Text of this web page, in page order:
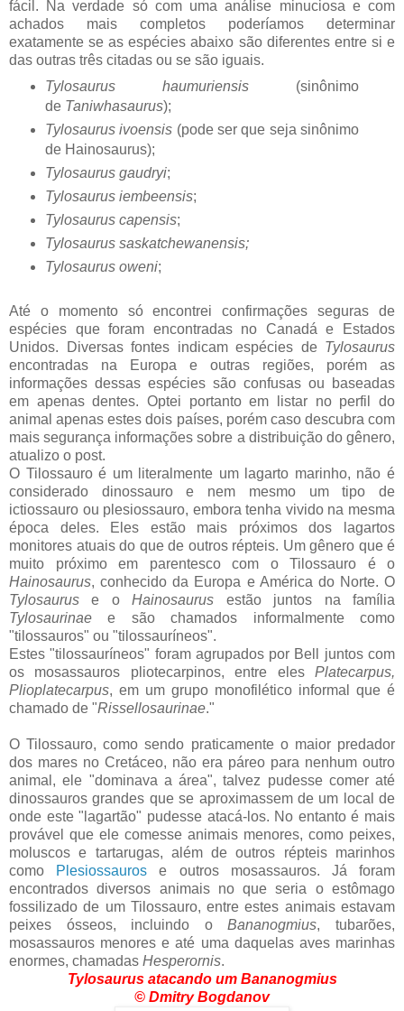
fácil. Na verdade só com uma análise minuciosa e com
achados mais completos poderíamos determinar
exatamente se as espécies abaixo são diferentes entre si e
das outras três citadas ou se são iguais.
Tylosaurus haumuriensis (sinônimo
de Taniwhasaurus);
Tylosaurus ivoensis (pode ser que seja sinônimo
de Hainosaurus);
Tylosaurus gaudryi;
Tylosaurus iembeensis;
Tylosaurus capensis;
Tylosaurus saskatchewanensis;
Tylosaurus oweni;
Até o momento só encontrei confirmações seguras de
espécies que foram encontradas no Canadá e Estados
Unidos. Diversas fontes indicam espécies de Tylosaurus
encontradas na Europa e outras regiões, porém as
informações dessas espécies são confusas ou baseadas
em apenas dentes. Optei portanto em listar no perfil do
animal apenas estes dois países, porém caso descubra com
mais segurança informações sobre a distribuição do gênero,
atualizo o post.
O Tilossauro é um literalmente um lagarto marinho, não é
considerado dinossauro e nem mesmo um tipo de
ictiossauro ou plesiossauro, embora tenha vivido na mesma
época deles. Eles estão mais próximos dos lagartos
monitores atuais do que de outros répteis. Um gênero que é
muito próximo em parentesco com o Tilossauro é o
Hainosaurus, conhecido da Europa e América do Norte. O
Tylosauruse oHainosaurus estão juntos na família
Tylosaurinaee são chamados informalmente como
"tilossauros" ou "tilossauríneos".
Estes "tilossauríneos" foram agrupados por Bell juntos com
os mosassauros pliotecarpinos, entre eles Platecarpus,
Plioplatecarpus, em um grupo monofilético informal que é
chamado de "Rissellosaurinae."
O Tilossauro, como sendo praticamente o maior predador
dos mares no Cretáceo, não era páreo para nenhum outro
animal, ele "dominava a área", talvez pudesse comer até
dinossauros grandes que se aproximassem de um local de
onde este "lagartão" pudesse atacá-los. No entanto é mais
provável que ele comesse animais menores, como peixes,
moluscos e tartarugas, além de outros répteis marinhos
como
Plesiossauros e outros mosassauros. Já foram
encontrados diversos animais no que seria o estômago
fossilizado de um Tilossauro, entre estes animais estavam
peixes ósseos, incluindo oBananogmius, tubarões,
mosassauros menores e até uma daquelas aves marinhas
enormes, chamadas Hesperornis.
Tylosaurus atacando um Bananogmius
© Dmitry Bogdanov